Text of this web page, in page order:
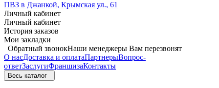
ПВЗ в Джанкой, Крымская ул., 61
Личный кабинет
Личный кабинет
История заказов
Мои закладки
Обратный звонокНаши менеджеры Вам перезвонят
О насДоставка и оплатаПартнерыВопрос-
ответЗаслугиФраншизаКонтакты
Весь каталог